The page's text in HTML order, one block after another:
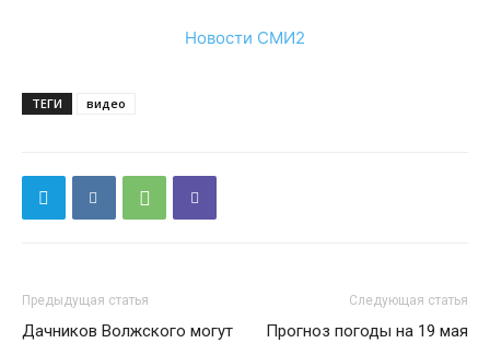
Новости СМИ2
ТЕГИ видео
Предыдущая статья
Дачников Волжского могут
Следующая статья
Прогноз погоды на 19 мая